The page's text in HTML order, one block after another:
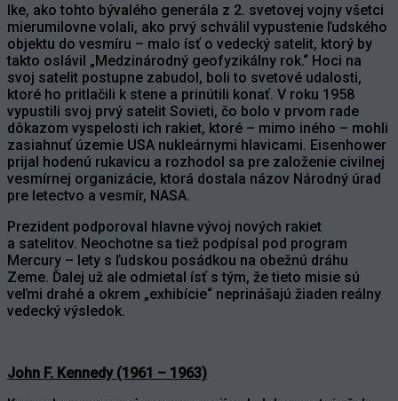
Ike, ako tohto bývalého generála z 2. svetovej vojny všetci
mierumilovne volali, ako prvý schválil vypustenie ľudského
objektu do vesmíru – malo ísť o vedecký satelit, ktorý by
takto oslávil „Medzinárodný geofyzikálny rok.“ Hoci na
svoj satelit postupne zabudol, boli to svetové udalosti,
ktoré ho pritlačili k stene a prinútili konať. V roku 1958
vypustili svoj prvý satelit Sovieti, čo bolo v prvom rade
dôkazom vyspelosti ich rakiet, ktoré – mimo iného – mohli
zasiahnuť územie USA nukleárnymi hlavicami. Eisenhower
prijal hodenú rukavicu a rozhodol sa pre založenie civilnej
vesmírnej organizácie, ktorá dostala názov Národný úrad
pre letectvo a vesmír, NASA.
Prezident podporoval hlavne vývoj nových rakiet
a satelitov. Neochotne sa tiež podpísal pod program
Mercury – lety s ľudskou posádkou na obežnú dráhu
Zeme. Ďalej už ale odmietal ísť s tým, že tieto misie sú
veľmi drahé a okrem „exhibície“ neprinášajú žiaden reálny
vedecký výsledok.
John F. Kennedy (1961 – 1963)